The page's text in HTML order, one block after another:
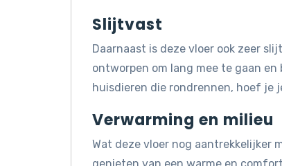
Slijtvast
Daarnaast is deze vloer ook zeer
ontworpen om lang mee te gaan
huisdieren die rondrennen, hoef je
Verwarming en milieu
Wat deze vloer nog aantrekkelijker